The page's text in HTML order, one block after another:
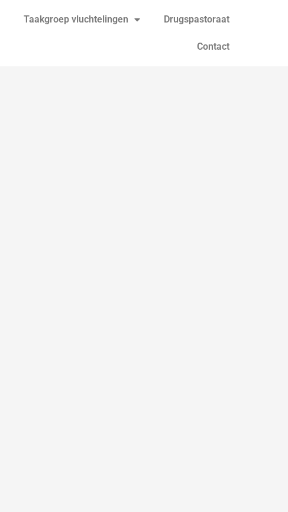
Taakgroep vluchtelingen Drugspastoraat
Contact